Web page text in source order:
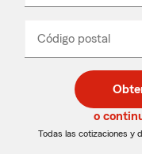
Código postal
de
5
de
5
_____
o
Todas las cotizaciones y